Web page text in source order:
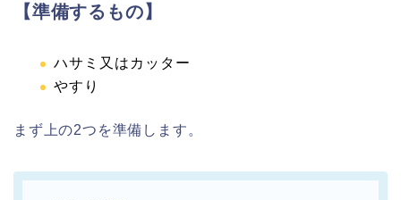
【準備するもの】
ハサミ又はカッター
やすり
まず上の2つを準備します。